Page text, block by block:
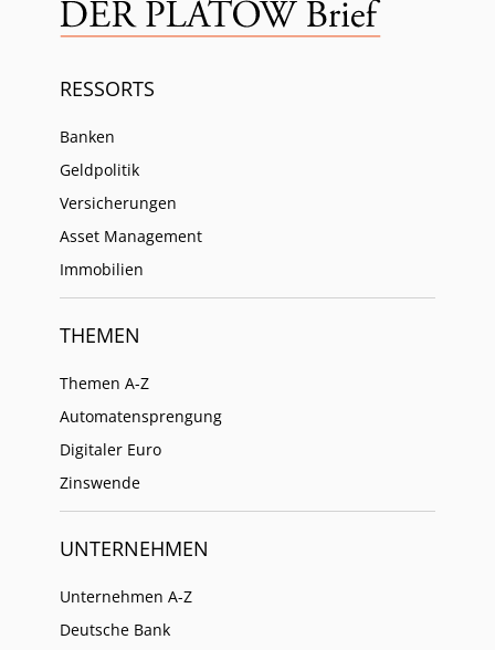
RESSORTS
Banken
Geldpolitik
Versicherungen
Asset Management
Immobilien
THEMEN
Themen A-Z
Automatensprengung
Digitaler Euro
Zinswende
UNTERNEHMEN
Unternehmen A-Z
Deutsche Bank